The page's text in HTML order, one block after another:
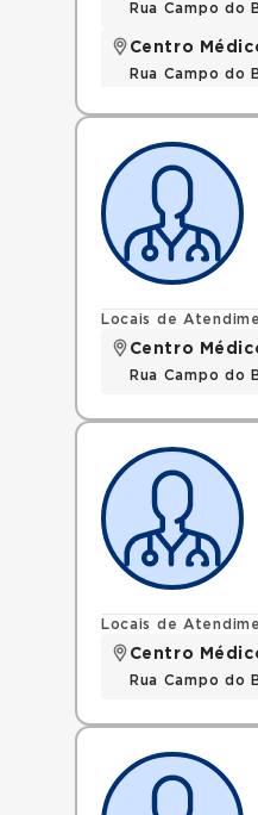
Rua Campo do
Centro
Rua Campo do
Locais de
Centro
Rua Campo do
Locais de
Centro
Rua Campo do